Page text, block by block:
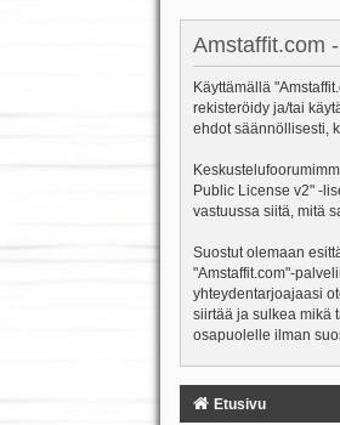
Amstaffit.com
Käyttämällä
rekisteröidy ja/tai
ehdot säännöllisesti,
Public License v2" -
vastuussa siitä, mitä
Suostut olemaan
"Amstaffit.com"-
yhteydentarjoajaasi
siirtää ja sulkea mikä
osapuolelle ilman
Etusivu